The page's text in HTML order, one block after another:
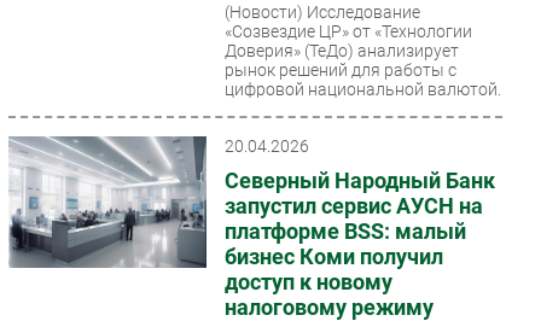
(Новости) Исследование
«Созвездие ЦР» от «Технологии
Доверия» (ТеДо) анализирует
рынок решений для работы с
цифровой национальной валютой.
20.04.2026
Северный Народный Банк
запустил сервис АУСН на
платформе BSS: малый
бизнес Коми получил
доступ к новому
налоговому режиму